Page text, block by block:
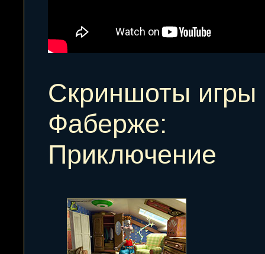
Скриншоты
Фаберже:
Приключение